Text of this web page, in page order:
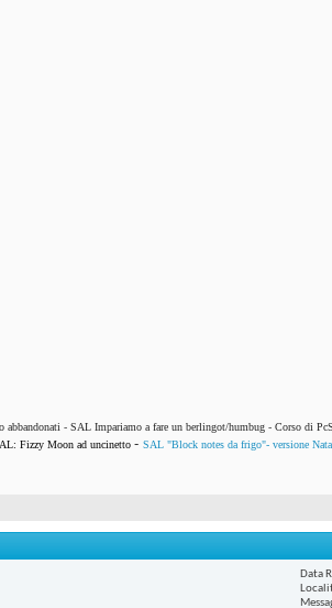
abbandonati - SAL Impariamo a fare un berlingot/humbug - Corso di
Fizzy Moon ad uncinetto - SAL "Block notes da frigo"- versione
Data